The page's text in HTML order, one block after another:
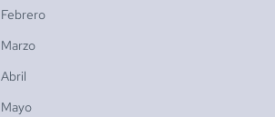
Febrero
Marzo
Abril
Mayo